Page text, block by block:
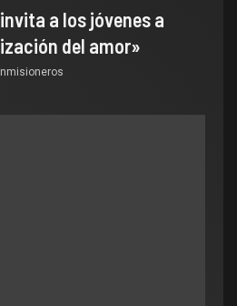
a los jóvenes a
del amor»